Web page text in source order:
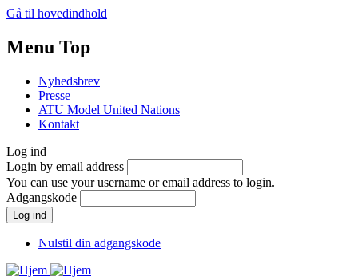
Gå til hovedindhold
Menu Top
Nyhedsbrev
Presse
ATU Model United Nations
Kontakt
Log ind
Login by email address
You can use your username or email address to login.
Adgangskode
Nulstil din adgangskode